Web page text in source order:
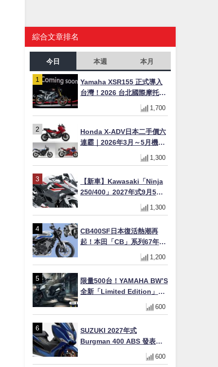
綜合文章排名
今日 本週 本月
Yamaha XSR155 正式導入
台灣！2026 台北國際摩托車
展亮相，70 週年紀念版
YZF-R 系列限量追加販售
1,700
Honda X-ADV日本二手價六
連霸｜2026年3月～5月機車
轉售排行榜 CBR1000RR-R
FIREBLADE SP首度躋身前
1,300
【新車】Kawasaki「Ninja
250/400」2027年式9月5日
日本發售！新塗裝登場×價格
不變×輔助滑動式離合器
1,300
CB400SF日本復活熱潮再
起！本田「CB」系列67年傳
奇解密 與CBR差異一次搞懂
1,200
限量500台！YAMAHA BW’S
全新「Limited Edition」都
市探索限定色 GOOPiMADE
聯名包同步登場
600
SUZUKI 2027年式
Burgman 400 ABS 發表！
8/18日本上市、支援E10汽油
售價98萬100日圓
600